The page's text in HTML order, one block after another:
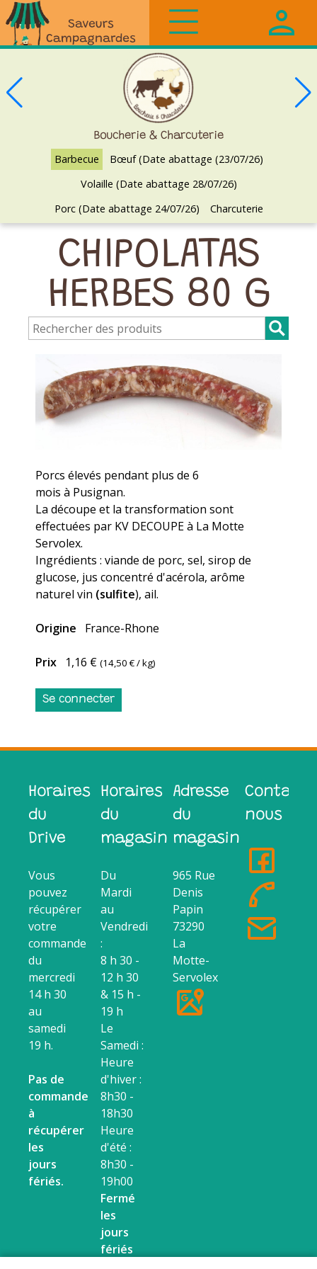
Saveurs
Campagnardes
Boucherie & Charcuterie
Barbecue
Bœuf (Date abattage (23/07/26)
Volaille (Date abattage 28/07/26)
Porc (Date abattage 24/07/26)
Charcuterie
CHIPOLATAS
HERBES 80 G
Porcs élevés pendant plus de 6
mois à Pusignan.
La découpe et la transformation sont
effectuées par KV DECOUPE à La Motte
Servolex.
Ingrédients : viande de porc, sel, sirop de
glucose, jus concentré d'acérola, arôme
naturel vin (sulfite), ail.
Origine France-Rhone
Prix 1,16 € (14,50 €/ kg)
Se connecter
Horaires
du
Drive
Vous
pouvez
récupérer
votre
commande
du
mercredi
14 h 30
au
samedi
19 h.
Pas de
commande
à
récupérer
les
jours
fériés.
Horaires
du
magasin
Du
Mardi
au
Vendredi
:
8 h 30 -
12 h 30
& 15 h -
19 h
Le
Samedi :
Heure
d'hiver :
8h30 -
18h30
Heure
d'été :
8h30 -
19h00
Fermé
les
jours
fériés
Adresse
du
magasin
965 Rue
Denis
Papin
73290
La
Motte-
Servolex
nous